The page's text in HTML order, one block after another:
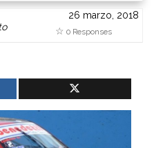
or
other
works.
26 marzo, 2018
0 Responses